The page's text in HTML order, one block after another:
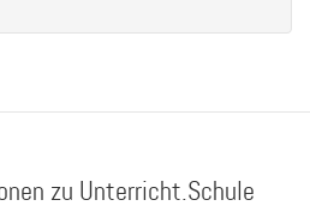
zu Unterricht.Schule